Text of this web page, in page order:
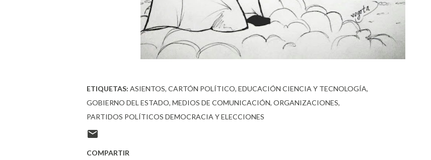
ETIQUETAS: ASIENTOS CARTÓN POLÍTICO EDUCACIÓN CIENCIA Y TECNOLOGÍA
GOBIERNO DEL ESTADO MEDIOS DE COMUNICACIÓN ORGANIZACIONES
PARTIDOS POLÍTICOS DEMOCRACIA Y ELECCIONES
COMPARTIR